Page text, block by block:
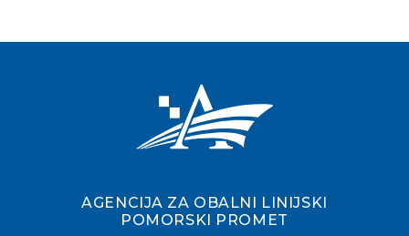
AGENCIJA ZA OBALNI LINIJSKI
POMORSKI PROMET